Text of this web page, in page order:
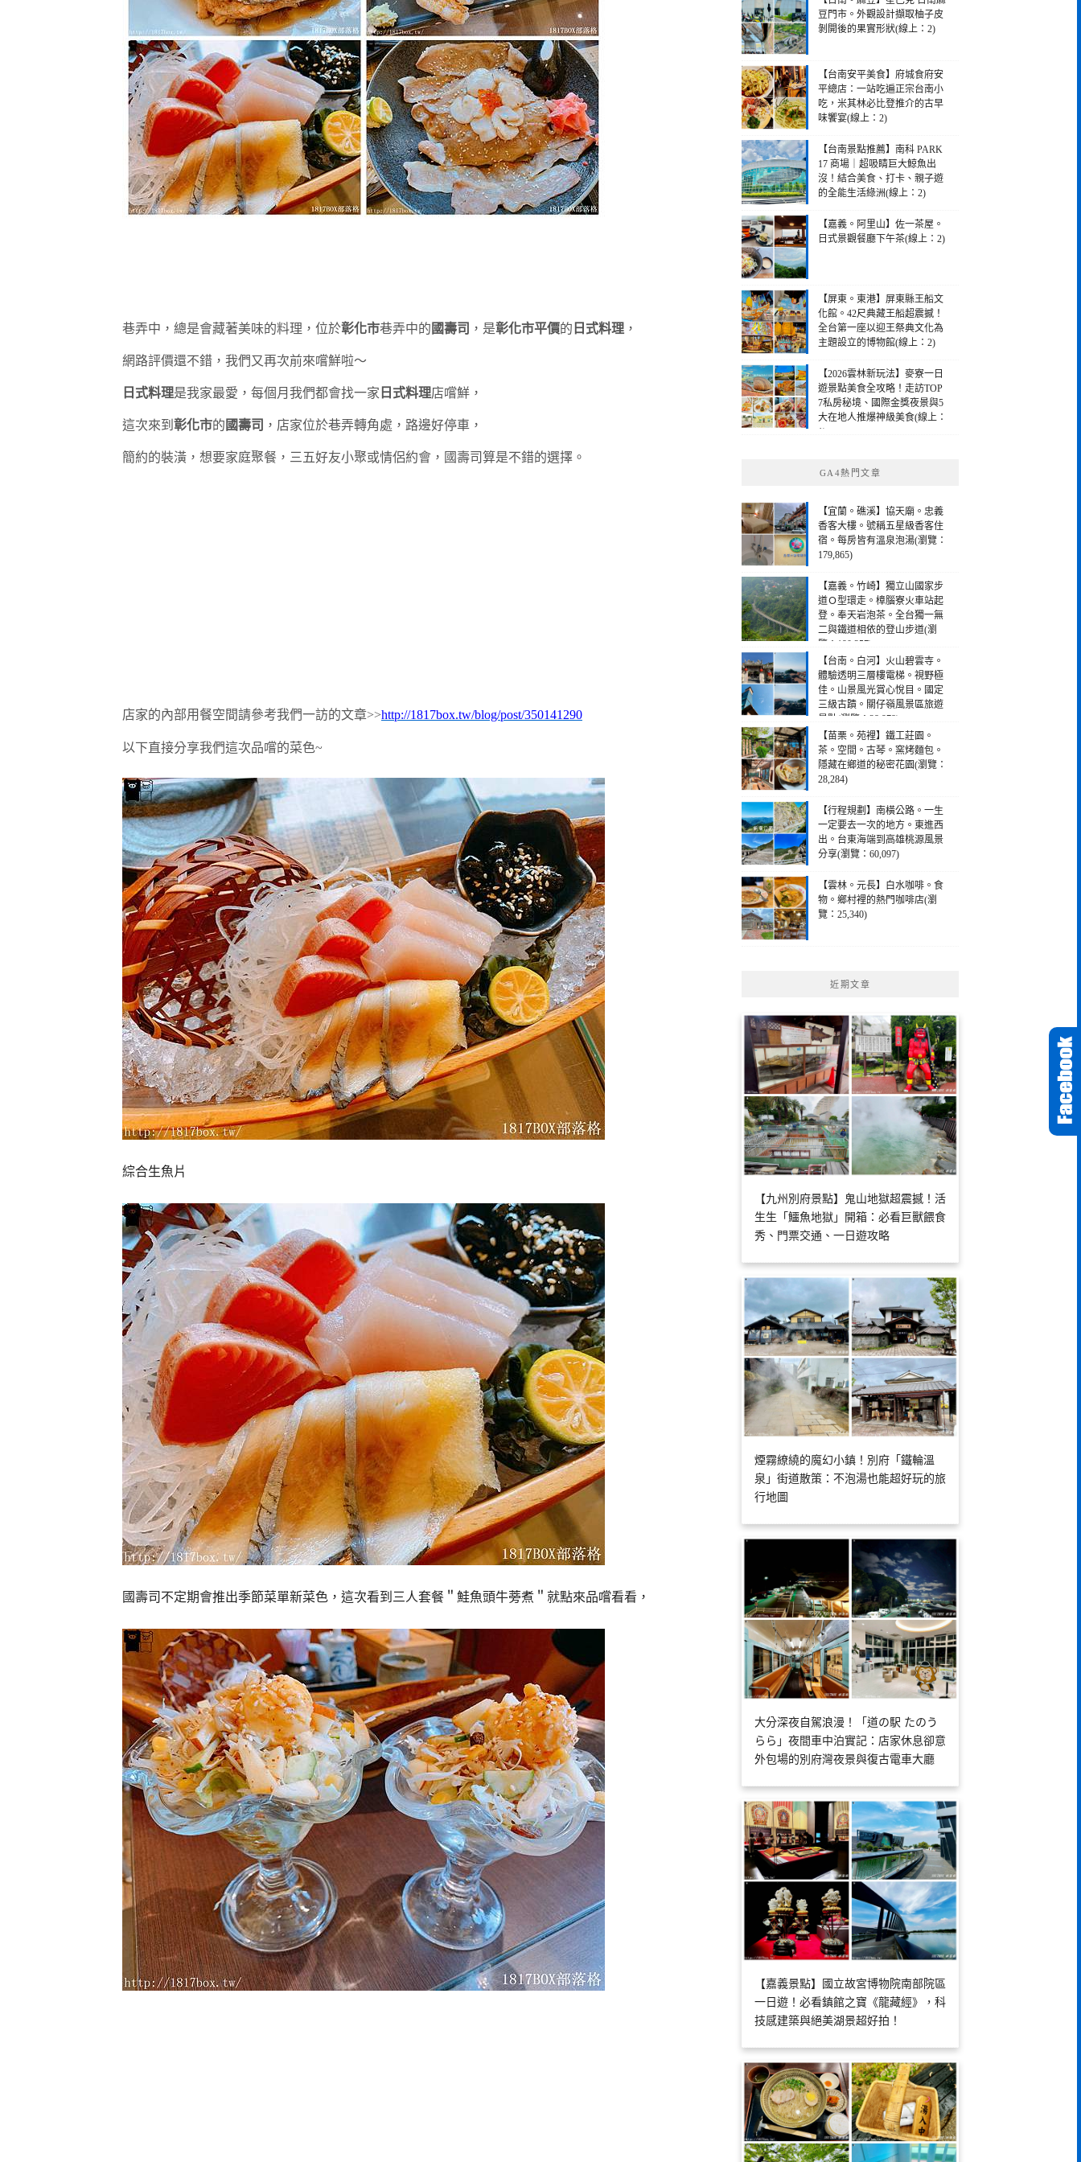
巷弄中，總是會藏著美味的料理，位於彰化市巷弄中的 國壽司 ，是彰化市平價的 日式料理 ，
網路評價還不錯，我們又再次前來嚐鮮啦～
日式料理是我家最愛，每個月我們都會找一家 日式料理店嚐鮮，
這次來到 彰化市的 國壽司 ，店家位於巷弄轉角處，路邊好停車，
簡約的裝潢，想要家庭聚餐，三五好友小聚或情侶約會，國壽司算是不錯的選擇。
店家的內部用餐空間請參考我們一訪的文章>>http://1817box.tw/blog/post/350141290
以下直接分享我們這次品嚐的菜色~
綜合生魚片
國壽司不定期會推出季節菜單新菜色，這次看到三人套餐＂鮭魚頭牛蒡煮＂就點來品嚐看看，
豆門市。外觀設計擷取柚子皮
剝開後的果實形狀(線上：2)
【台南安平美食】府城食府安
平總店：一站吃遍正宗台南小
吃，米其林必比登推介的古早
味饗宴(線上：2)
【台南景點推薦】南科 PARK
17 商場｜超吸睛巨大鯨魚出
沒！結合美食、打卡、親子遊
的全能生活綠洲(線上：2)
【嘉義。阿里山】佐一茶屋。
日式景觀餐廳下午茶(線上：2)
【屏東。東港】屏東縣王船文
化館。42尺典藏王船超震撼！
全台第一座以迎王祭典文化為
主題設立的博物館(線上：2)
【2026雲林新玩法】麥寮一日
遊景點美食全攻略！走訪TOP
7私房秘境、國際金獎夜景與5
大在地人推爆神級美食(線上：
1)
GA4熱門文章
【宜蘭。礁溪】協天廟。忠義
香客大樓。號稱五星級香客住
宿。每房皆有溫泉泡湯(瀏覽：
179,865)
【嘉義。竹崎】獨立山國家步
道Ｏ型環走。樟腦寮火車站起
登。奉天岩泡茶。全台獨一無
二與鐵道相依的登山步道(瀏
覽：190,257)
【台南。白河】火山碧雲寺。
體驗透明三層樓電梯。視野極
佳。山景風光賞心悅目。國定
三級古蹟。關仔嶺風景區旅遊
景點(瀏覽：28,978)
【苗栗。苑裡】鐵工莊園。
茶。空間。古琴。窯烤麵包。
隱藏在鄉道的秘密花園(瀏覽：
28,284)
【行程規劃】南橫公路。一生
一定要去一次的地方。東進西
出。台東海端到高雄桃源風景
分享(瀏覽：60,097)
【雲林。元長】白水咖啡。食
物。鄉村裡的熱門咖啡店(瀏
覽：25,340)
近期文章
【九州別府景點】鬼山地獄超震撼！活
生生「鱷魚地獄」開箱：必看巨獸餵食
秀、門票交通、一日遊攻略
煙霧繚繞的魔幻小鎮！別府「鐵輪溫
泉」街道散策：不泡湯也能超好玩的旅
行地圖
大分深夜自駕浪漫！「道の駅 たのう
らら」夜間車中泊實記：店家休息卻意
外包場的別府灣夜景與復古電車大廳
【嘉義景點】國立故宮博物院南部院區
一日遊！必看鎮館之寶《龍藏經》，科
技感建築與絕美湖景超好拍！